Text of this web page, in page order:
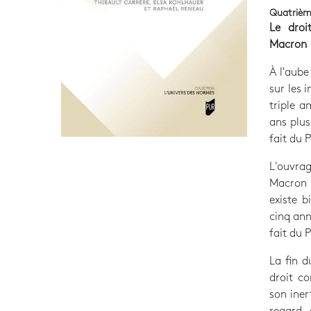
Le
Macron
À
sur les
triple
ans
fait du
existe
cinq
fait du
La fin
droit
son